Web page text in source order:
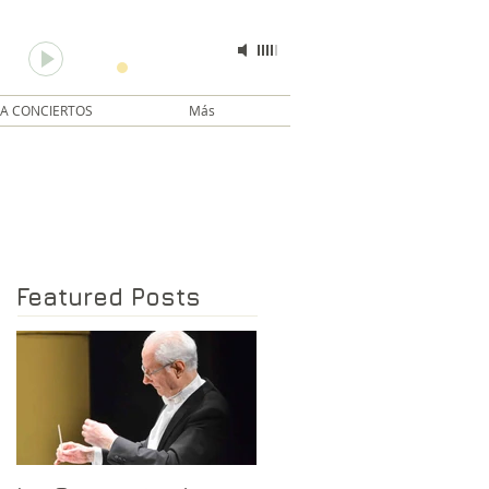
CONCIERTOS Más
Featured Posts